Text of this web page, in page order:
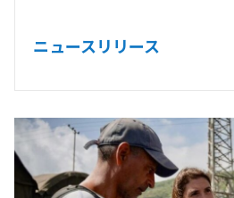
ニュースリリース